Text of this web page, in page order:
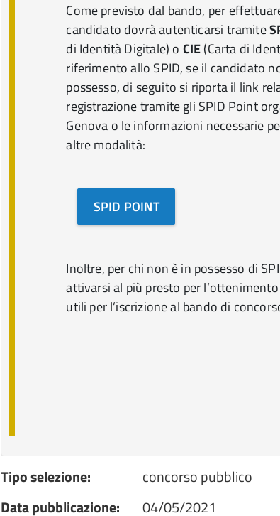
Come previsto dal bando, per
candidato dovrà autenticarsi tramite
di Identità Digitale) o CIE(Carta di
riferimento allo SPID, se il candidato
possesso, di seguito si riporta il link
registrazione tramite gli SPID Point
Genova o le informazioni necessarie
altre modalità:
SPID POINT
Inoltre, per chi non è in possesso di
attivarsi al più presto per
utili per l’iscrizione al bando di
Tipo selezione:
concorso pubblico
Data pubblicazione:
04/05/2021